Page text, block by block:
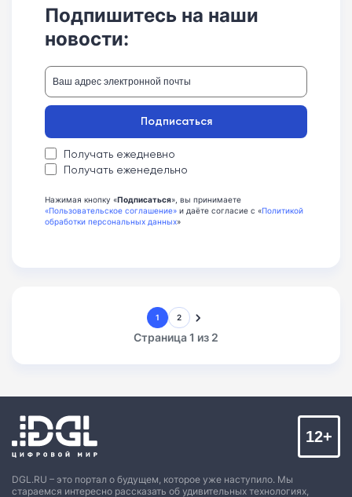
Подпишитесь на наши
новости:
Получать ежедневно
Получать еженедельно
Подписаться
Нажимая кнопку «Подписаться», вы принимаете
«Пользовательское соглашение» и даёте согласие с «Политикой
обработки персональных данных»
1 2
Страница 1 из 2
DGL.RU – это портал о будущем, которое уже наступило. Мы
стараемся интересно рассказать об удивительных технологиях,
12+